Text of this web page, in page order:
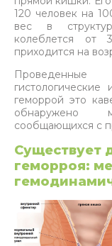
120 человек на
вес в
колеблется от
приходится на
гистологические
геморрой это
обнаружено
сообщающихся с
Существует
геморроя: